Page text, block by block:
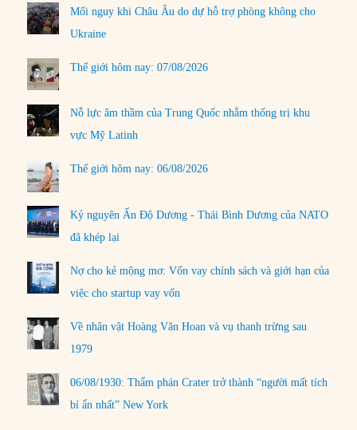
Mối nguy khi Châu Âu do dự hỗ trợ phòng không cho
Ukraine
Thế giới hôm nay: 07/08/2026
Nỗ lực âm thầm của Trung Quốc nhằm thống trị khu
vực Mỹ Latinh
Thế giới hôm nay: 06/08/2026
Kỷ nguyên Ấn Độ Dương - Thái Bình Dương của NATO
đã khép lại
Nợ cho kẻ mộng mơ: Vốn vay chính sách và giới hạn của
việc cho startup vay vốn
Về nhân vật Hoàng Văn Hoan và vụ thanh trừng sau
1979
06/08/1930: Thẩm phán Crater trở thành “người mất tích
bí ẩn nhất” New York